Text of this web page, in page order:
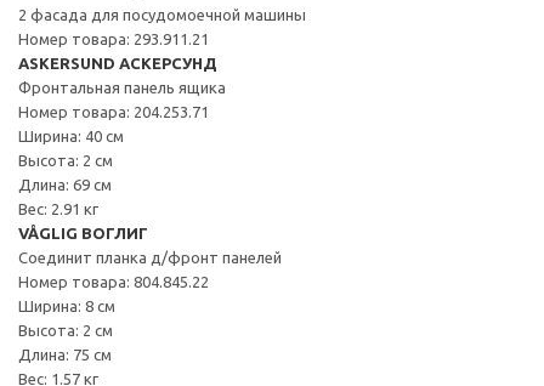
2 фасада для посудомоечной машины
Номер товара: 293.911.21
ASKERSUND АСКЕРСУНД
Фронтальная панель ящика
Номер товара: 204.253.71
Ширина: 40 см
Высота: 2 см
Длина: 69 см
Вес: 2.91 кг
VÅGLIG ВОГЛИГ
Соединит планка д/фронт панелей
Номер товара: 804.845.22
Ширина: 8 см
Высота: 2 см
Длина: 75 см
Вес: 1.57 кг